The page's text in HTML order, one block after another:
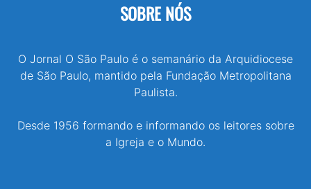
SOBRE NÓS
O Jornal O São Paulo é o semanário da Arquidiocese
de São Paulo, mantido pela Fundação Metropolitana
Paulista.
Desde 1956 formando e informando os leitores sobre
a Igreja e o Mundo.